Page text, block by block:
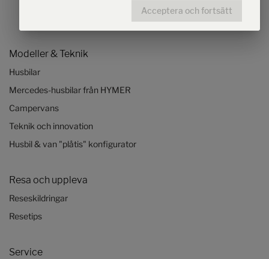
Modeller & Teknik
Husbilar
Mercedes-husbilar från HYMER
Campervans
Teknik och innovation
Husbil & van "plåtis" konfigurator
Resa och uppleva
Reseskildringar
Resetips
Service
Acceptera och fortsätt